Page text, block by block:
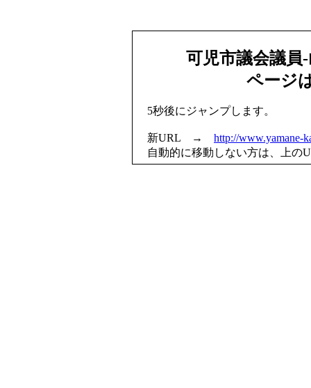
可児市議会議員
ページ
5秒後にジャンプします。
新URL → http://www.yamane-
自動的に移動しない方は、上の